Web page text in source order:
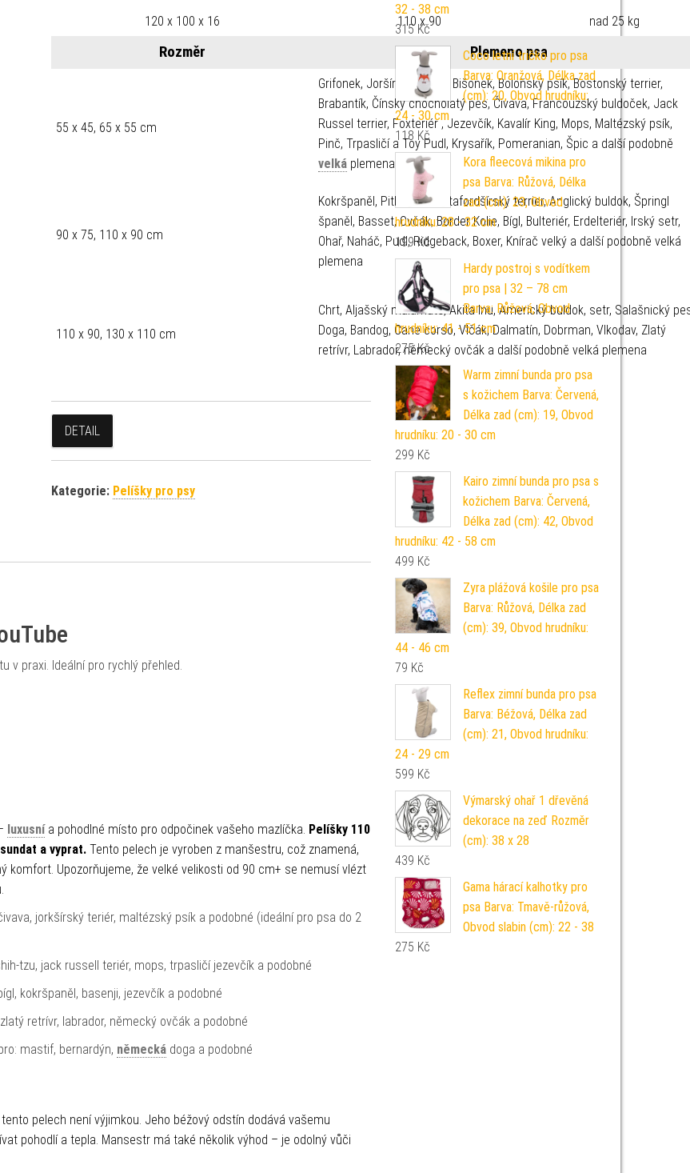
120 x 100 x 16
110 x 90 nad 25 kg
Rozměr Plemeno psa
55 x 45, 65 x 55 cm
Grifonek, Joršírský terrier, Bišonek, Boloňský psík, Bostonský terrier,
Brabantík, Čínský chocholatý pes, Čivava, Francouzský buldoček, Jack
Russel terrier, Foxteriér , Jezevčík, Kavalír King, Mops, Maltézský psík,
Pinč, Trpasličí a Toy Pudl, Krysařík, Pomeranian, Špic a další podobně
velkáplemena
90 x 75, 110 x 90 cm
Kokršpaněl, Pitbulteriér, Stafordšírský terrier, Anglický buldok, Špringl
španěl, Basset, Ovčák, Border Kolie, Bígl, Bulteriér, Erdelteriér, Irský setr,
Ohař, Naháč, Pudl, Ridgeback, Boxer, Knírač velký a další podobně velká
plemena
110 x 90, 130 x 110 cm
Chrt, Aljašský malamute, Akita Inu, Americký buldok, setr, Salašnický
Doga, Bandog, Cane corso, Vlčák, Dalmatín, Dobrman, Vlkodav, Zlatý
retrívr, Labrador, německý ovčák a další podobně velká plemena
DETAIL
Kategorie: Pelíšky pro psy
v praxi. Ideální pro rychlý přehled.
luxusnía pohodlné místo pro odpočinek vašeho mazlíčka. Pelíšky 110
a vyprat. Tento pelech je vyroben z manšestru, což znamená,
komfort. Upozorňujeme, že velké velikosti od 90 cm+ se nemusí vlézt
jorkšírský teriér, maltézský psík a podobné (ideální pro psa do 2
tzu, jack russell teriér, mops, trpasličí jezevčík a podobné
kokršpaněl, basenji, jezevčík a podobné
retrívr, labrador, německý ovčák a podobné
mastif, bernardýn, německá doga a podobné
pelech není výjimkou. Jeho béžový odstín dodává vašemu
pohodlí a tepla. Mansestr má také několik výhod – je odolný vůči
32 - 38 cm
315Kč
Coco letní tričko pro psa
Barva: Oranžová, Délka zad
(cm): 20, Obvod hrudníku:
24 - 30 cm
118 Kč
Kora fleecová mikina pro
psa Barva: Růžová, Délka
zad (cm): 23, Obvod
hrudníku: 28 - 32 cm
199Kč
Hardy postroj s vodítkem
pro psa | 32 – 78 cm
Barva: Růžová, Obvod
hrudníku: 41 - 51 cm
275Kč
Warm zimní bunda pro psa
s kožichem Barva: Červená,
Délka zad (cm): 19, Obvod
hrudníku: 20 - 30 cm
299 Kč
Kairo zimní bunda pro psa s
kožichem Barva: Červená,
Délka zad (cm): 42, Obvod
hrudníku: 42 - 58 cm
499 Kč
Zyra plážová košile pro psa
Barva: Růžová, Délka zad
(cm): 39, Obvod hrudníku:
44 - 46 cm
79 Kč
Reflex zimní bunda pro psa
Barva: Béžová, Délka zad
(cm): 21, Obvod hrudníku:
24 - 29 cm
599 Kč
Výmarský ohař 1 dřevěná
dekorace na zeď Rozměr
(cm): 38 x 28
439 Kč
Gama hárací kalhotky pro
psa Barva: Tmavě-růžová,
Obvod slabin (cm): 22 - 38
275 Kč